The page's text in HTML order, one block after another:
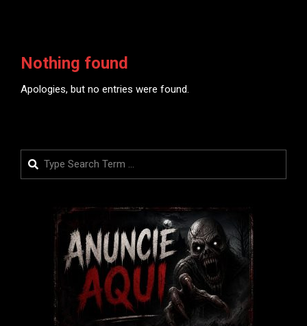
Nothing found
Apologies, but no entries were found.
Search